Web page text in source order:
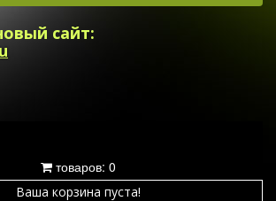
сайт:
товаров: 0
Ваша корзина пуста!